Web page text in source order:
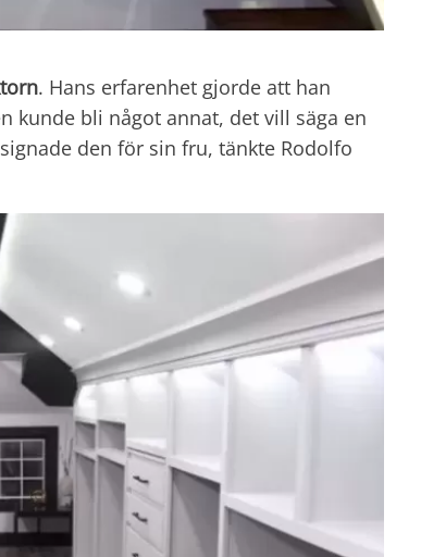
. Hans erfarenhet gjorde att han
kunde bli något annat, det vill säga en
den för sin fru, tänkte Rodolfo